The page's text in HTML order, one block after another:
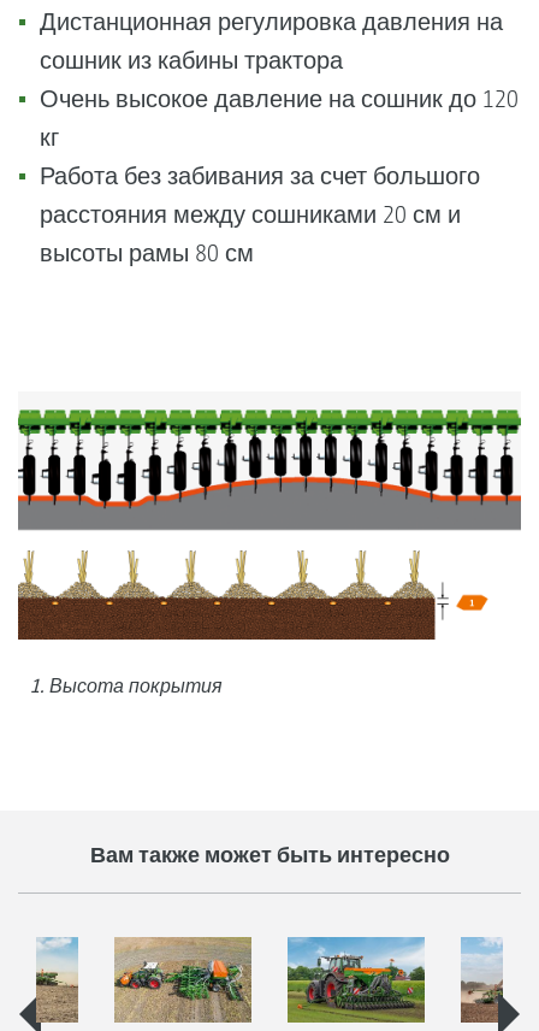
Дистанционная регулировка давления на
сошник из кабины трактора
Очень высокое давление на сошник до 120
кг
Работа без забивания за счет большого
расстояния между сошниками 20 см и
высоты рамы 80 см
1. Высота покрытия
Вам также может быть интересно